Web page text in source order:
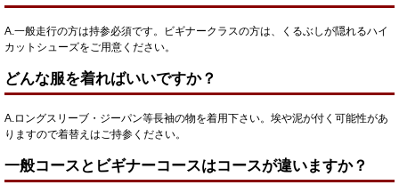
A.一般走行の方は持参必須です。ビギナークラスの方は、くるぶしが隠れるハイ
カットシューズをご用意ください。
どんな服を着ればいいですか？
A.ロングスリーブ・ジーパン等長袖の物を着用下さい。埃や泥が付く可能性があ
りますので着替えはご持参ください。
一般コースとビギナーコースはコースが違いますか？